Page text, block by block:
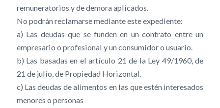
remuneratorios y de demora aplicados.
No podrán reclamarse mediante este expediente:
a) Las deudas que se funden en un contrato entre un
empresario o profesional y un consumidor o usuario.
b) Las basadas en el artículo 21 de la Ley 49/1960, de
21 de julio, de Propiedad Horizontal.
c) Las deudas de alimentos en las que estén interesados
menores o personas